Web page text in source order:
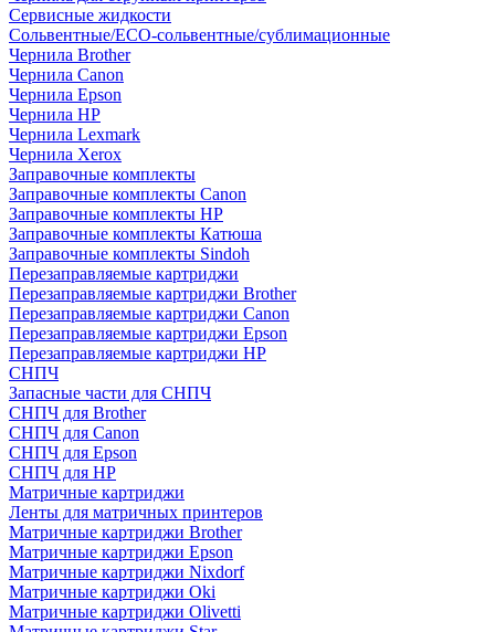
Сервисные жидкости
Сольвентные/ECO-сольвентные/сублимационные
Чернила Brother
Чернила Canon
Чернила Epson
Чернила HP
Чернила Lexmark
Чернила Xerox
Заправочные комплекты
Заправочные комплекты Canon
Заправочные комплекты HP
Заправочные комплекты Катюша
Заправочные комплекты Sindoh
Перезаправляемые картриджи
Перезаправляемые картриджи Brother
Перезаправляемые картриджи Canon
Перезаправляемые картриджи Epson
Перезаправляемые картриджи HP
СНПЧ
Запасные части для СНПЧ
СНПЧ для Brother
СНПЧ для Canon
СНПЧ для Epson
СНПЧ для HP
Матричные картриджи
Ленты для матричных принтеров
Матричные картриджи Brother
Матричные картриджи Epson
Матричные картриджи Nixdorf
Матричные картриджи Oki
Матричные картриджи Olivetti